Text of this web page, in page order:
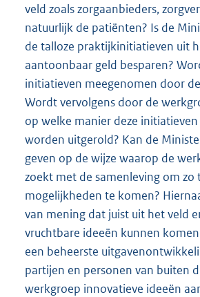
veld zoals zorgaanbieders,
natuurlijk de patiënten? Is de
de talloze praktijkinitiatieven uit
aantoonbaar geld besparen?
initiatieven meegenomen door
Wordt vervolgens door de
op welke manier deze
worden uitgerold? Kan de
geven op de wijze waarop de
zoekt met de samenleving om
mogelijkheden te komen?
van mening dat juist uit het veld
vruchtbare ideeën kunnen
een beheerste
partijen en personen van buiten
werkgroep innovatieve ideeën